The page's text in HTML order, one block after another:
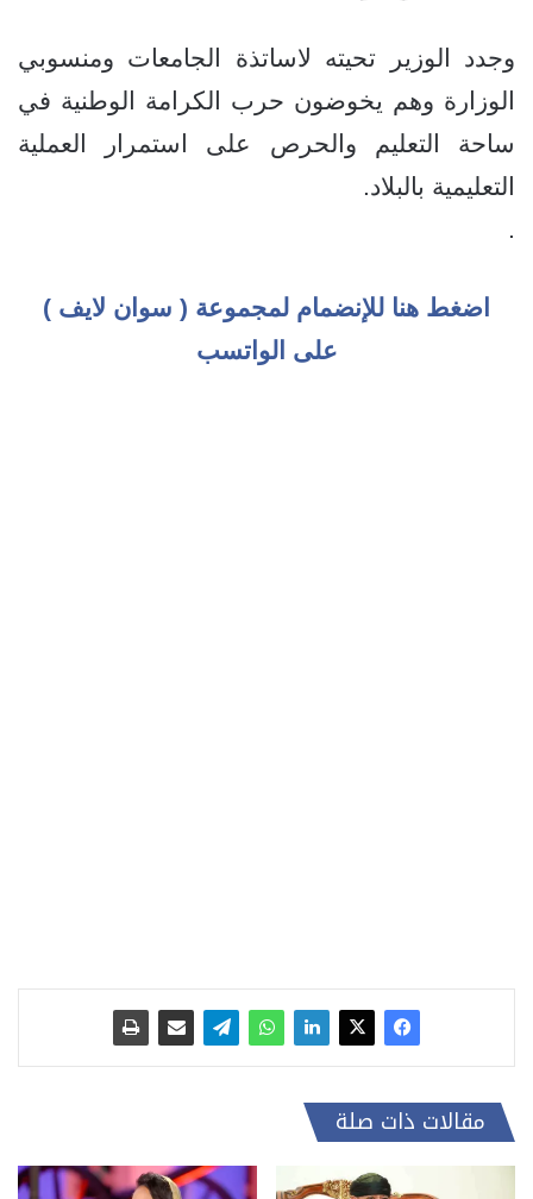
وجدد الوزير تحيته لاساتذة الجامعات ومنسوبي
الوزارة وهم يخوضون حرب الكرامة الوطنية في
ساحة التعليم والحرص على استمرار العملية
التعليمية بالبلاد.
.
اضغط هنا للإنضمام لمجموعة ( سوان لايف )
على الواتسب
مقالات ذات صلة